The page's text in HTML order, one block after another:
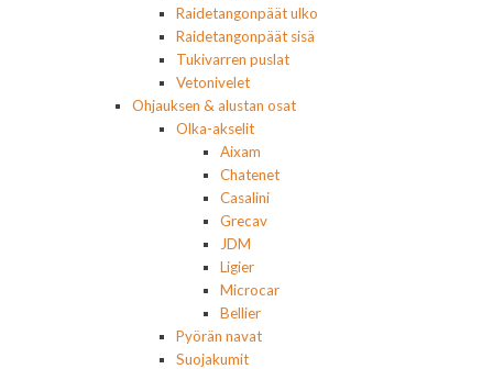
Raidetangonpäät ulko
Raidetangonpäät sisä
Tukivarren puslat
Vetonivelet
Ohjauksen & alustan osat
Olka-akselit
Aixam
Chatenet
Casalini
Grecav
JDM
Ligier
Microcar
Bellier
Pyörän navat
Suojakumit